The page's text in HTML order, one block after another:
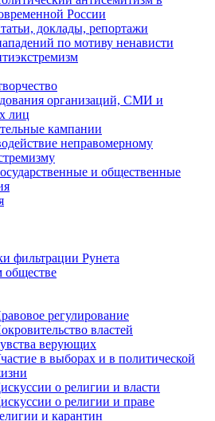
России
доклады, репортажи
по мотиву ненависти
организаций, СМИ и
лиц
кампании
неправомерному
и общественные
фильтрации Рунета
обществе
регулирование
властей
верующих
в выборах и в политической
о религии и власти
о религии и праве
и карантин